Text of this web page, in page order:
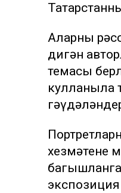
Аларны
дигән
темасы
кулланыла
хезмәтенең